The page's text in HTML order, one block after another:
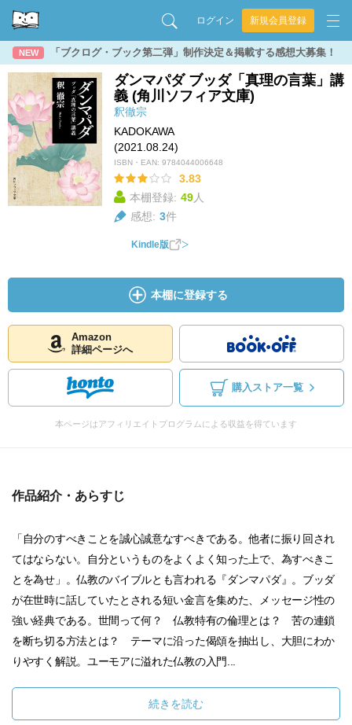
ログイン 新規会員登録
NEW 「ブクログ・ブック第二弾」制作決定＆掲載する感想大募集！
ダンマパダ ブッダ「真理の言葉」講
義 (角川ソフィア文庫)
釈徹宗
KADOKAWA
(2021.08.24)
ISBN・EAN: 9784044006648
3.83
本棚登録: 49人
感想: 3件
Kindle版
本棚に登録する
Amazon
詳細ページへ
購入ストア一覧
本ページはアフィリエイトプログラムによる収益を得ています
作品紹介・あらすじ
「自分のすべきことを誠心誠意なすべきである。他者に振り回され
てはならない。自分というものをよくよく知った上で、為すべきこ
とを為せ」。仏教のバイブルとも言われる『ダンマパダ』。ブッダ
が在世時に話していたとされる短い金言を集めた、メッセージ性の
強い経典である。世間って何？ 仏教特有の倫理とは？ 苦の連鎖
を断ち切る方法とは？ テーマに沿った偈頌を抽出し、大胆にわか
りやすく解説。ユーモアに溢れた仏教の入門...
続きを読む